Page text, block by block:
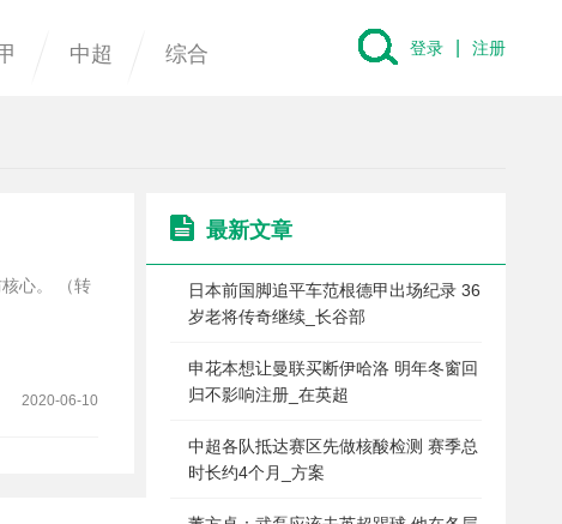
中超 综合 登录 注册
心。 （转
2020-06-10
最新文章
日本前国脚追平车范根德甲出场纪录 36
岁老将传奇继续_长谷部
申花本想让曼联买断伊哈洛 明年冬窗回
归不影响注册_在英超
中超各队抵达赛区先做核酸检测 赛季总
时长约4个月_方案